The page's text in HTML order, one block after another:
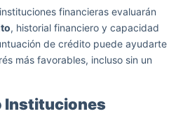
financieras evaluarán
, historial financiero y capacidad
de crédito puede ayudarte
más favorables, incluso sin un
Instituciones